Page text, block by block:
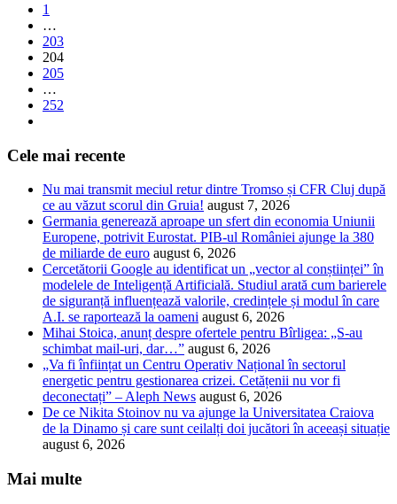
1
…
203
204
205
…
252
Cele mai recente
Nu mai transmit meciul retur dintre Tromso și CFR Cluj după
ce au văzut scorul din Gruia! august 7, 2026
Germania generează aproape un sfert din economia Uniunii
Europene, potrivit Eurostat. PIB-ul României ajunge la 380
de miliarde de euro august 6, 2026
Cercetătorii Google au identificat un „vector al conștiinței” în
modelele de Inteligență Artificială. Studiul arată cum barierele
de siguranță influențează valorile, credințele și modul în care
A.I. se raportează la oameni august 6, 2026
Mihai Stoica, anunț despre ofertele pentru Bîrligea: „S-au
schimbat mail-uri, dar…” august 6, 2026
„Va fi înființat un Centru Operativ Național în sectorul
energetic pentru gestionarea crizei. Cetățenii nu vor fi
deconectați” – Aleph News august 6, 2026
De ce Nikita Stoinov nu va ajunge la Universitatea Craiova
de la Dinamo și care sunt ceilalți doi jucători în aceeași situație
august 6, 2026
Mai multe